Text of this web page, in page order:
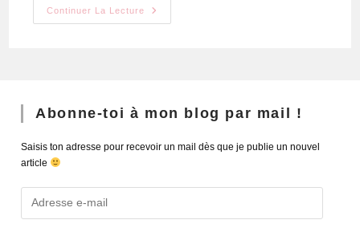
Continuer La Lecture
Abonne-toi à mon blog par mail !
Saisis ton adresse pour recevoir un mail dès que je publie un nouvel
article